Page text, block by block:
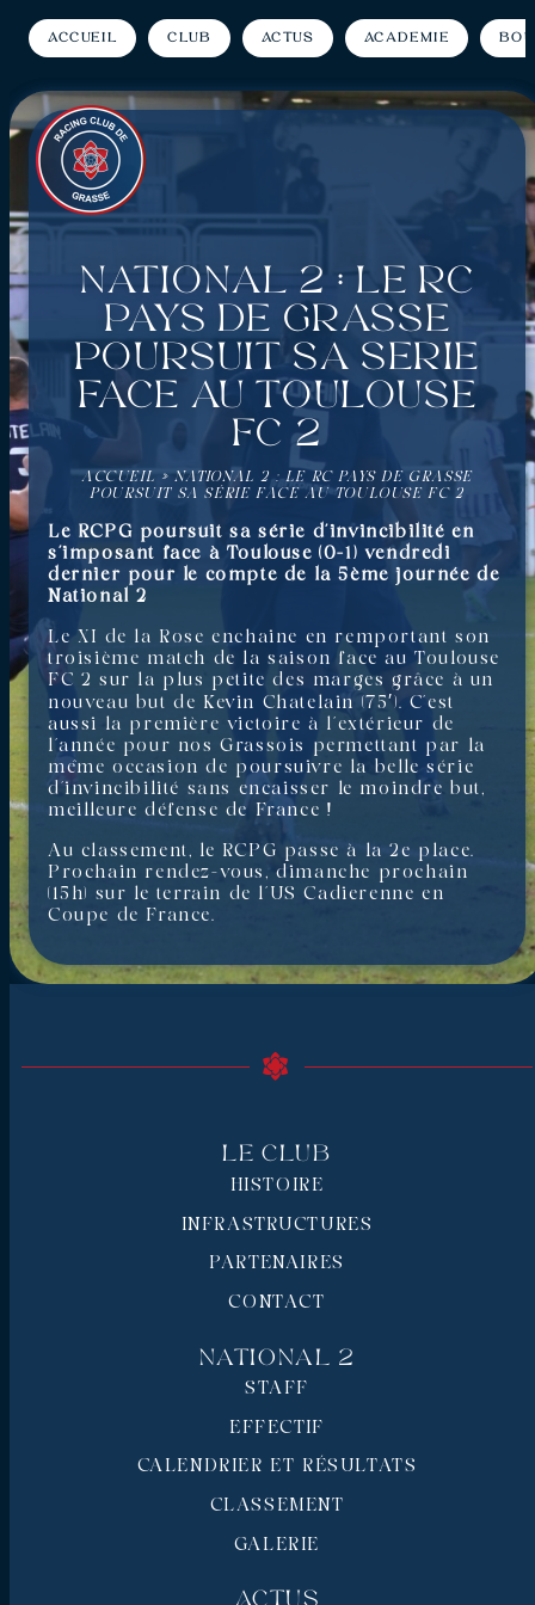
Accueil Club Actus Académie
National 2 : Le RC
Pays de Grasse
poursuit sa série
face au Toulouse
FC 2
ACCUEIL »NATIONAL 2 : LE RC PAYS DE GRASSE
POURSUIT SA SÉRIE FACE AU TOULOUSE FC 2
Le RCPG poursuit sa série d’invincibilité en
s’imposant face à Toulouse (0-1) vendredi
dernier pour le compte de la 5ème journée de
National 2
Le XI de la Rose enchaine en remportant son
troisième match de la saison face au Toulouse
FC 2 sur la plus petite des marges grâce à un
nouveau but de Kevin Chatelain (75′). C’est
aussi la première victoire à l’extérieur de
l’année pour nos Grassois permettant par la
même occasion de poursuivre la belle série
d’invincibilité sans encaisser le moindre but,
meilleure défense de France !
Au classement, le RCPG passe à la 2e place.
Prochain rendez-vous, dimanche prochain
(15h) sur le terrain de l’US Cadierenne en
Coupe de France.
Le Club
HISTOIRE
INFRASTRUCTURES
PARTENAIRES
CONTACT
National 2
STAFF
EFFECTIF
CALENDRIER ET RÉSULTATS
CLASSEMENT
GALERIE
Actus